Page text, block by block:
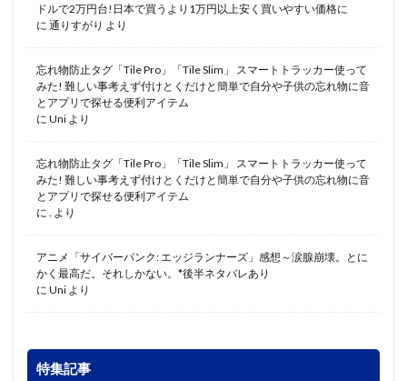
ドルで2万円台!日本で買うより1万円以上安く買いやすい価格に
に 通りすがり より
忘れ物防止タグ「Tile Pro」「Tile Slim」 スマートトラッカー使って
みた! 難しい事考えず付けとくだけと簡単で自分や子供の忘れ物に音
とアプリで探せる便利アイテム
に Uni より
忘れ物防止タグ「Tile Pro」「Tile Slim」 スマートトラッカー使って
みた! 難しい事考えず付けとくだけと簡単で自分や子供の忘れ物に音
とアプリで探せる便利アイテム
に
より
アニメ「サイバーパンク: エッジランナーズ」感想～涙腺崩壊。とに
かく最高だ。それしかない。*後半ネタバレあり
に Uni より
特集記事